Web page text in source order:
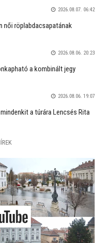
2026.08.07. 06:42
női röplabdacsapatának
2026.08.06. 20:23
a kombinált jegy
2026.08.06. 19:07
a túrára Lencsés Rita